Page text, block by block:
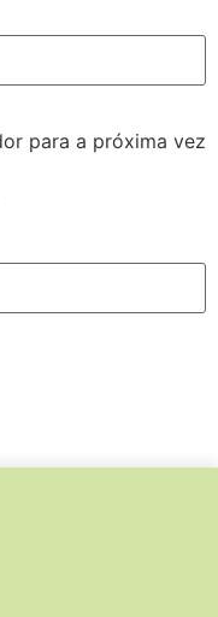
para a próxima vez